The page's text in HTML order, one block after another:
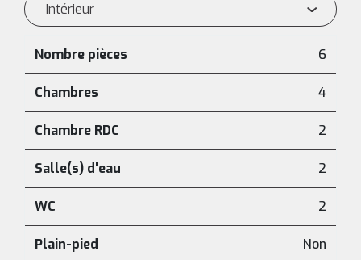
Intérieur
Nombre pièces 6
Chambres 4
Chambre RDC 2
Salle(s) d'eau 2
WC 2
Plain-pied Non